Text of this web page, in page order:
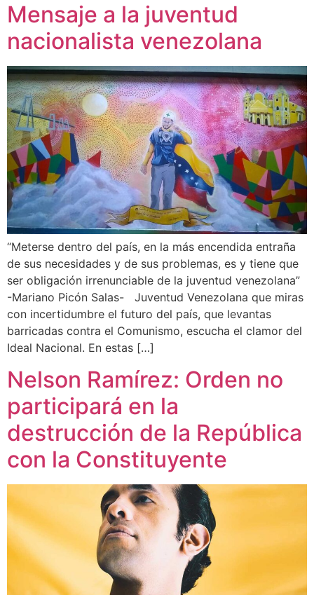
Mensaje a la juventud
nacionalista venezolana
“Meterse dentro del país, en la más encendida entraña
de sus necesidades y de sus problemas, es y tiene que
ser obligación irrenunciable de la juventud venezolana”
-Mariano Picón Salas- Juventud Venezolana que miras
con incertidumbre el futuro del país, que levantas
barricadas contra el Comunismo, escucha el clamor del
Ideal Nacional. En estas […]
Nelson Ramírez: Orden no
participará en la
destrucción de la República
con la Constituyente